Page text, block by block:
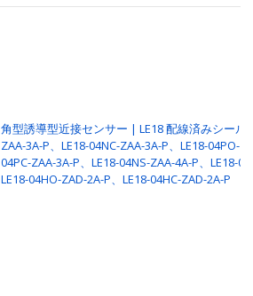
角型誘導型近接センサー | LE18 配線済みシール
ZAA-3A-P、LE18-04NC-ZAA-3A-P、LE18-04PO-
04PC-ZAA-3A-P、LE18-04NS-ZAA-4A-P、LE18-
LE18-04HO-ZAD-2A-P、LE18-04HC-ZAD-2A-P